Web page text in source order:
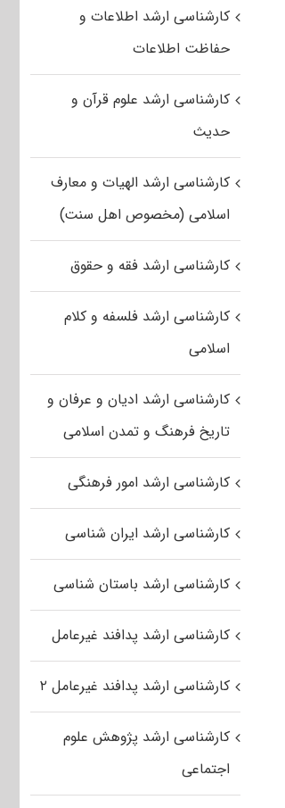
کارشناسی ارشد اطلاعات و
حفاظت اطلاعات
کارشناسی ارشد علوم قرآن و
حدیث
کارشناسی ارشد الهیات و معارف
اسلامی (مخصوص اهل سنت)
کارشناسی ارشد فقه و حقوق
کارشناسی ارشد فلسفه و کلام
اسلامی
کارشناسی ارشد ادیان و عرفان و
تاریخ فرهنگ و تمدن اسلامی
کارشناسی ارشد امور فرهنگی
کارشناسی ارشد ایران شناسی
کارشناسی ارشد باستان شناسی
کارشناسی ارشد پدافند غیرعامل
کارشناسی ارشد پدافند غیرعامل ۲
کارشناسی ارشد پژوهش علوم
اجتماعی